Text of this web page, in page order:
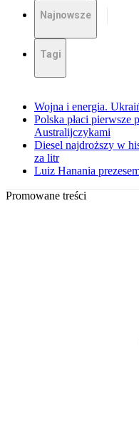
Najnowsze
Tagi
Wojna i energia.
Polska płaci pierwsze
Australijczykami
Diesel najdroższy w
za litr
Luiz Hanania
Promowane treści